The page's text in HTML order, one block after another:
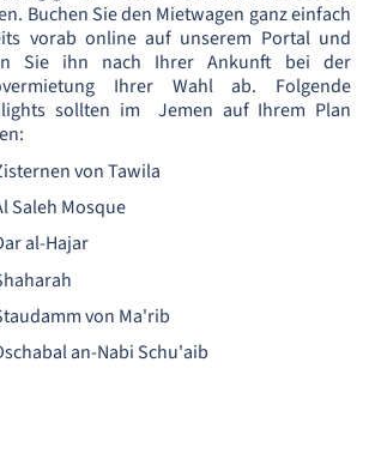
Buchen Sie den Mietwagen ganz einfach
vorab online auf unserem Portal und
Sie ihn nach Ihrer Ankunft bei der
Ihrer Wahl ab. Folgende
sollten im Jemen auf Ihrem Plan
von Tawila
Saleh Mosque
al-Hajar
von Ma'rib
an-Nabi Schu'aib